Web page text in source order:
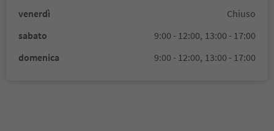
venerdì
Chiuso
sabato
9:00 - 12:00, 13:00 - 17:00
domenica
9:00 - 12:00, 13:00 - 17:00